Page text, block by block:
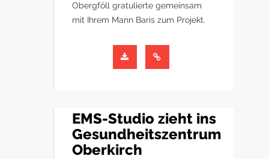
Obergföll gratulierte gemeinsam
mit Ihrem Mann Baris zum Projekt.
EMS-Studio zieht ins
Gesundheitszentrum
Oberkirch